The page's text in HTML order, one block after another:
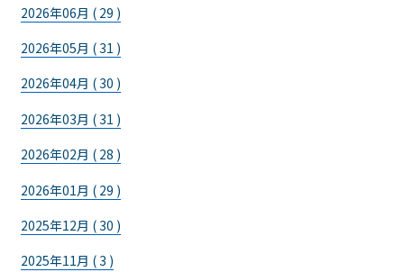
2026年06月 ( 29 )
2026年05月 ( 31 )
2026年04月 ( 30 )
2026年03月 ( 31 )
2026年02月 ( 28 )
2026年01月 ( 29 )
2025年12月 ( 30 )
2025年11月 ( 3 )